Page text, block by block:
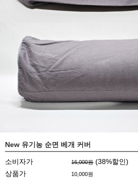
New 유기농 순면 베개 커버
소비자가 16,000원 (38%할인)
상품가
10,000원